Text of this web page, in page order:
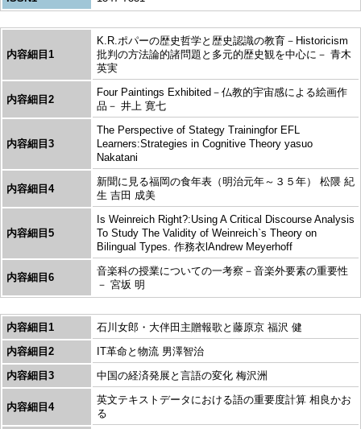
内容細目1
K.R.ポパーの歴史哲学と歴史認識の教育－Historicism
批判の方法論的諸問題と多元的歴史観を中心に－ 青木
英実
内容細目2
Four Paintings Exhibited－仏教的宇宙感による絵画作
品－ 井上 寛七
内容細目3
The Perspective of Stategy Trainingfor EFL
Learners:Strategies in Cognitive Theory yasuo
Nakatani
内容細目4
新聞に見る福岡の食年表（明治元年～３５年） 松隈 紀
生 吉田 成美
内容細目5
Is Weinreich Right?:Using A Critical Discourse Analysis
To Study The Validity of Weinreich`s Theory on
Bilingual Types. 作務衣lAndrew Meyerhoff
内容細目6
音楽科の授業についての一考察－音楽外要素の重要性
－ 宮坂 明
内容細目1
石川女郎・大伴田主贈報歌と藤原京 福沢 健
内容細目2
IT革命と物流 男澤智治
内容細目3
中国の経済発展と言語の変化 梅沢洲
内容細目4
英文テキストデータにおける語の重要度計算 相良かお
る